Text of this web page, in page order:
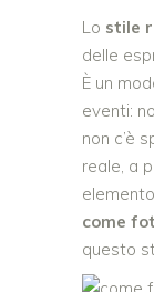
Lo stile
delle
È un
eventi:
non c’è
reale, a
come
questo